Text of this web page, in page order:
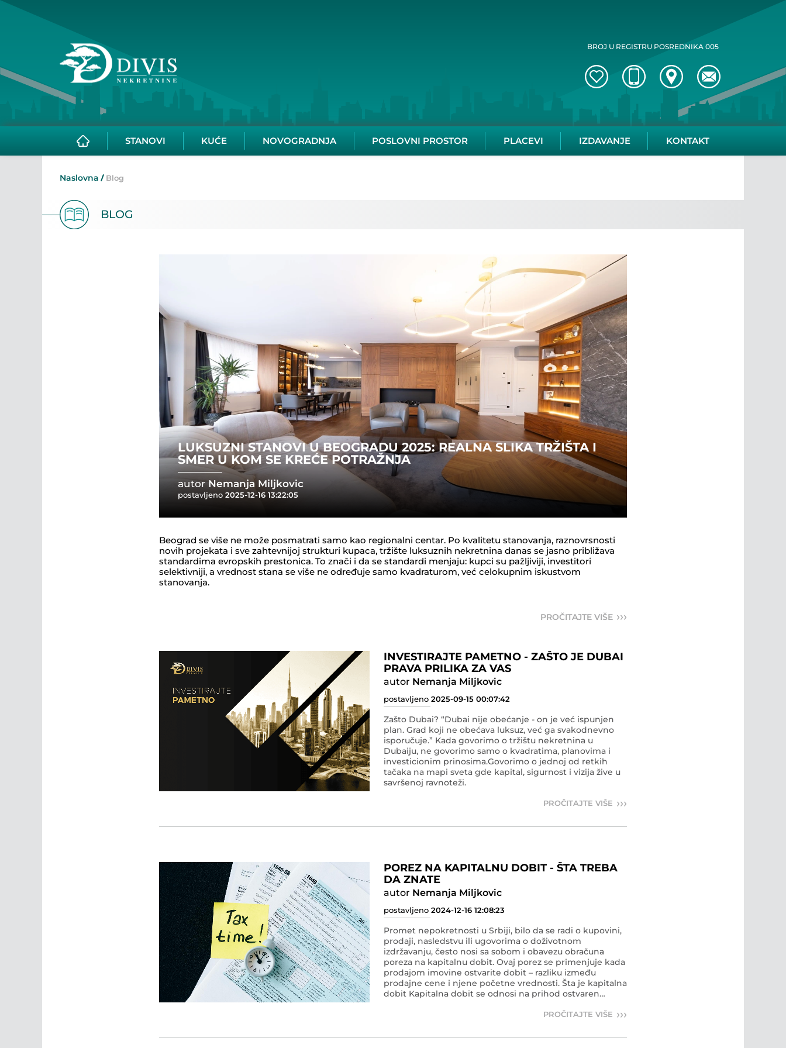
BROJ U REGISTRU POSREDNIKA 005
STANOVI KUĆE NOVOGRADNJA POSLOVNI PROSTOR PLACEVI IZDAVANJE KONTAKT
Naslovna Blog
BLOG
LUKSUZNI STANOVI U BEOGRADU 2025: REALNA SLIKA TRŽIŠTA I
SMER U KOM SE KREĆE POTRAŽNJA
autor Nemanja Miljkovic
postavljeno 2025-12-16 13:22:05
Beograd se više ne može posmatrati samo kao regionalni centar. Po kvalitetu stanovanja, raznovrsnosti
novih projekata i sve zahtevnijoj strukturi kupaca, tržište luksuznih nekretnina danas se jasno približava
standardima evropskih prestonica. To znači i da se standardi menjaju: kupci su pažljiviji, investitori
selektivniji, a vrednost stana se više ne određuje samo kvadraturom, već celokupnim iskustvom
stanovanja.
PROČITAJTE VIŠE ›››
INVESTIRAJTE PAMETNO - ZAŠTO JE DUBAI
PRAVA PRILIKA ZA VAS
autor Nemanja Miljkovic
postavljeno 2025-09-15 00:07:42
Zašto Dubai? “Dubai nije obećanje - on je već ispunjen
plan. Grad koji ne obećava luksuz, već ga svakodnevno
isporučuje.” Kada govorimo o tržištu nekretnina u
Dubaiju, ne govorimo samo o kvadratima, planovima i
investicionim prinosima.Govorimo o jednoj od retkih
tačaka na mapi sveta gde kapital, sigurnost i vizija žive u
savršenoj ravnoteži.
PROČITAJTE VIŠE ›››
POREZ NA KAPITALNU DOBIT - ŠTA TREBA
DA ZNATE
autor Nemanja Miljkovic
postavljeno 2024-12-16 12:08:23
Promet nepokretnosti u Srbiji, bilo da se radi o kupovini,
prodaji, nasledstvu ili ugovorima o doživotnom
izdržavanju, često nosi sa sobom i obavezu obračuna
poreza na kapitalnu dobit. Ovaj porez se primenjuje kada
prodajom imovine ostvarite dobit – razliku između
prodajne cene i njene početne vrednosti. Šta je kapitalna
dobit Kapitalna dobit se odnosi na prihod ostvaren
PROČITAJTE VIŠE ›››